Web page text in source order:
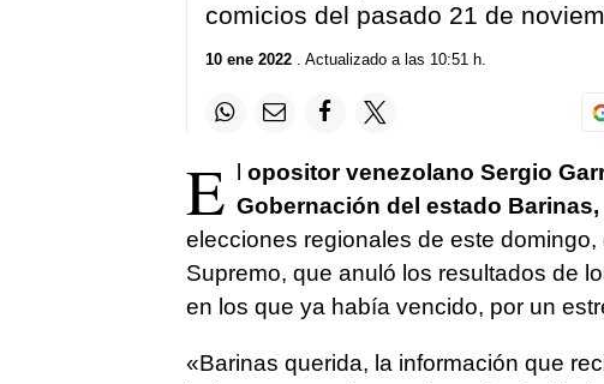
comicios del pasado 21 de
10 ene 2022. Actualizado a las 10:51 h.
E opositor venezolano Sergio
Gobernación del estado Barinas,
elecciones regionales de este domingo,
Supremo, que anuló los resultados de
en los que ya había vencido, por un
«Barinas querida, la información que